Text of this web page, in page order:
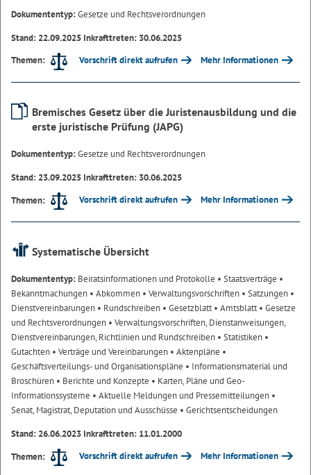
Dokumententyp:Gesetze und Rechtsverordnungen
Stand: 22.09.2025 Inkrafttreten: 30.06.2025
Themen:
Vorschrift direkt aufrufen Mehr Informationen
Bremisches Gesetz über die Juristenausbildung und die
erste juristische Prüfung (JAPG)
Dokumententyp:Gesetze und Rechtsverordnungen
Stand: 23.09.2025 Inkrafttreten: 30.06.2025
Themen:
Vorschrift direkt aufrufen Mehr Informationen
Systematische Übersicht
Dokumententyp: Beiratsinformationen und Protokolle • Staatsverträge •
Bekanntmachungen • Abkommen • Verwaltungsvorschriften • Satzungen •
Dienstvereinbarungen • Rundschreiben • Gesetzblatt• Amtsblatt• Gesetze
und Rechtsverordnungen • Verwaltungsvorschriften, Dienstanweisungen,
Dienstvereinbarungen, Richtlinien und Rundschreiben • Statistiken •
Gutachten • Verträge und Vereinbarungen • Aktenpläne •
Geschäftsverteilungs- und Organisationspläne • Informationsmaterial und
Broschüren • Berichte und Konzepte • Karten, Pläne und Geo-
Informationssysteme • Aktuelle Meldungen und Pressemitteilungen •
Senat, Magistrat, Deputation und Ausschüsse • Gerichtsentscheidungen
Stand: 26.06.2023 Inkrafttreten: 11.01.2000
Themen:
Vorschrift direkt aufrufen Mehr Informationen